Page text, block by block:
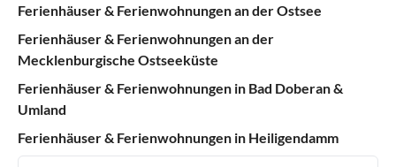
Ferienhäuser & Ferienwohnungen an der Ostsee
Ferienhäuser & Ferienwohnungen an der
Mecklenburgische Ostseeküste
Ferienhäuser & Ferienwohnungen in Bad Doberan &
Umland
Ferienhäuser & Ferienwohnungen in Heiligendamm